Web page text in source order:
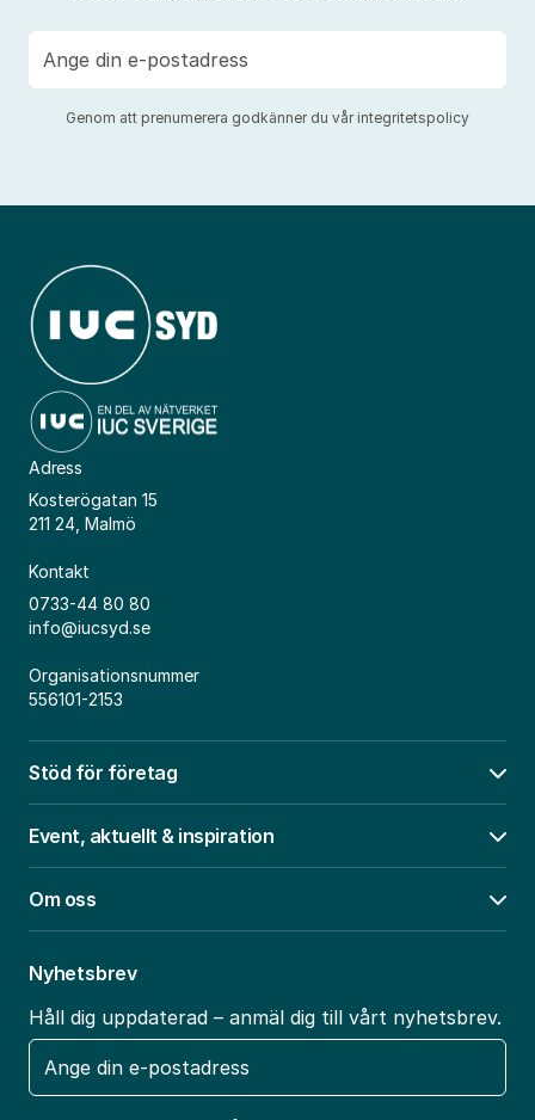
post
Genom att prenumerera godkänner du vår integritetspolicy
Adress
Kosterögatan 15
211 24, Malmö
Kontakt
0733-44 80 80
info@iucsyd.se
Organisationsnummer
556101-2153
Stöd för företag
Event, aktuellt & inspiration
Om oss
Nyhetsbrev
Håll dig uppdaterad – anmäl dig till vårt nyhetsbrev.
E-
post